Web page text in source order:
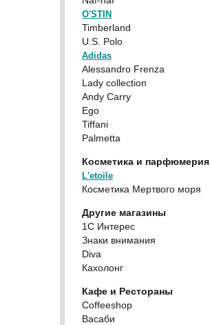
O'STIN
Timberland
U.S. Polo
Adidas
Alessandro Frenza
Lady collection
Andy Carry
Ego
Tiffani
Palmetta
Косметика и парфюмерия
L'etoile
Косметика Мертвого моря
Другие магазины
1С Интерес
Знаки внимания
Diva
Кахолонг
Кафе и Рестораны
Coffeeshop
Васаби